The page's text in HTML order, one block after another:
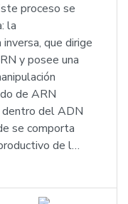
proceso se
la
que dirige
y posee una
de ARN
dentro del ADN
se comporta
de l…